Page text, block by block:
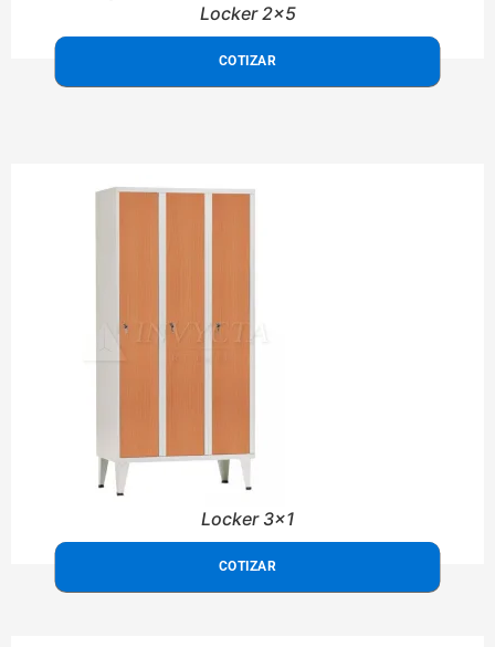
Locker 2x5
COTIZAR
Locker 3x1
COTIZAR